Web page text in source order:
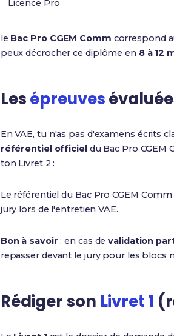
Licence Pro
le Bac Pro CGEM Comm correspond
peux décrocher ce diplôme en 8 à 12
Lesépreuves
En VAE, tu n'as pas d'examens écrits
référentiel officiel du Bac Pro
ton Livret 2 :
Le référentiel du Bac Pro CGEM
jury lors de l'entretien VAE.
Bon à savoir : en cas devalidation
repasser devant le jury pour les blocs
Rédiger son Livret 1